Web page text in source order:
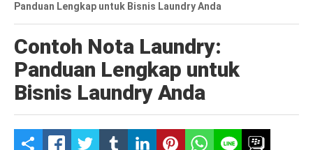
Panduan Lengkap untuk Bisnis Laundry Anda
Contoh Nota Laundry:
Panduan Lengkap untuk
Bisnis Laundry Anda
S